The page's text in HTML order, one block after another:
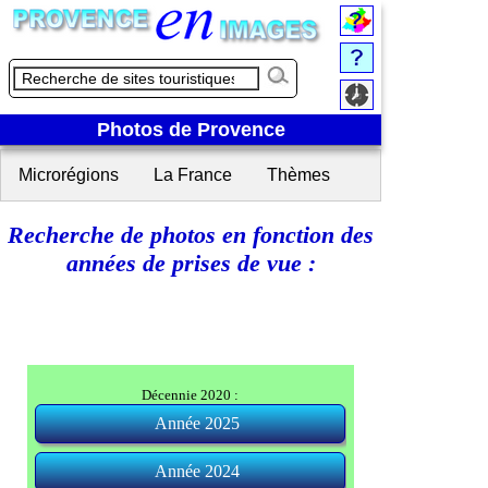
Photos de Provence
Microrégions La France Thèmes
Recherche de photos en fonction des
années de prises de vue :
Décennie 2020 :
Année 2025
Arles (Bouches-du-Rhône)
Année 2024